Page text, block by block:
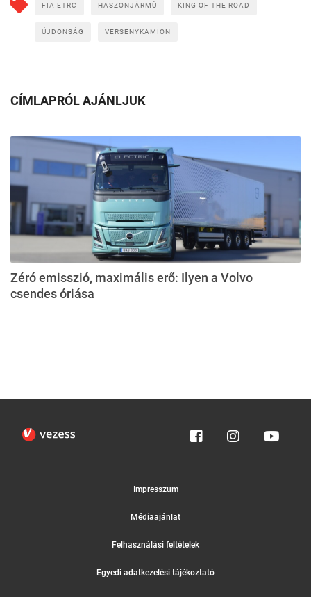
FIA ETRC HASZONJÁRMŰ KING OF THE ROAD
ÚJDONSÁG VERSENYKAMION
CÍMLAPRÓL AJÁNLJUK
Zéró emisszió, maximális erő: Ilyen a Volvo
csendes óriása
Impresszum
Médiaajánlat
Felhasználási feltételek
Egyedi adatkezelési tájékoztató